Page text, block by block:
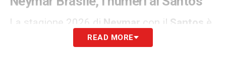
La stagione 2026 di Neymar con il Santos è
stata positiva, soprattutto considerando il
READ MORE